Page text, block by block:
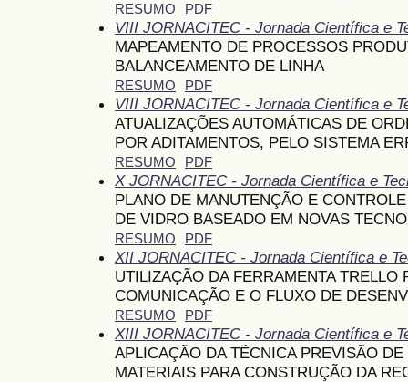
RESUMO PDF
VIII JORNACITEC - Jornada Científica e
MAPEAMENTO DE PROCESSOS
BALANCEAMENTO DE LINHA
RESUMO PDF
VIII JORNACITEC - Jornada Científica e
ATUALIZAÇÕES AUTOMÁTICAS DE
POR ADITAMENTOS, PELO SISTEMA
RESUMO PDF
X JORNACITEC - Jornada Científica e
PLANO DE MANUTENÇÃO E
DE VIDRO BASEADO EM NOVAS
RESUMO PDF
XII JORNACITEC - Jornada Científica e
UTILIZAÇÃO DA FERRAMENTA TRELLO
COMUNICAÇÃO E O FLUXO DE
RESUMO PDF
XIII JORNACITEC - Jornada Científica e
APLICAÇÃO DA TÉCNICA PREVISÃO
MATERIAIS PARA CONSTRUÇÃO DA